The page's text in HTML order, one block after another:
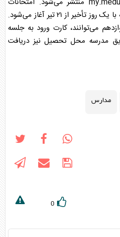
قرار بود ۲۰ تیر آغاز شود که با یک روز تأخیر از ۲۱ تیر آغاز می‌شود.
می‌توانند، کارت ورود به جلسه
مدرسه محل تحصیل نیز دریافت
مدارس
0